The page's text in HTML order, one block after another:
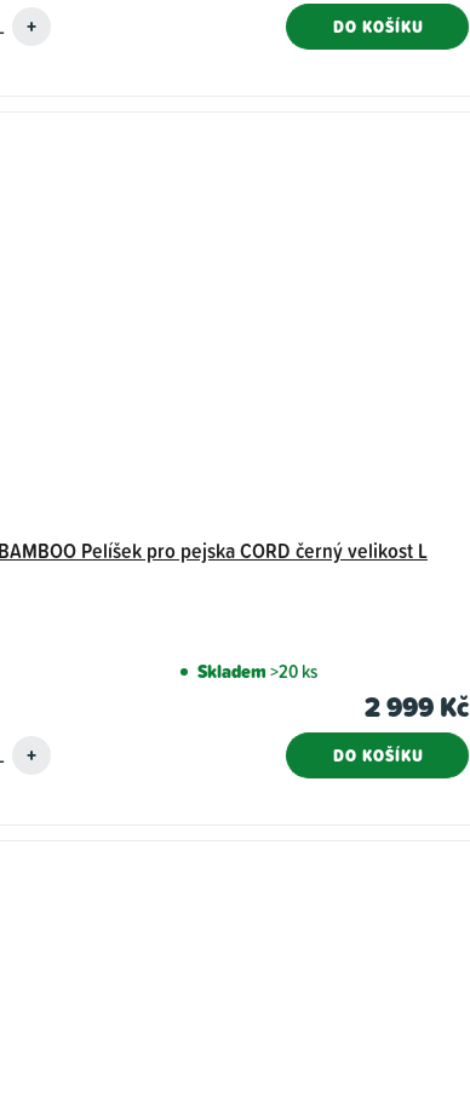
DO KOŠÍKU
Pelíšek pro pejska CORD černý velikost L
Skladem>20 ks
2 999 Kč
DO KOŠÍKU